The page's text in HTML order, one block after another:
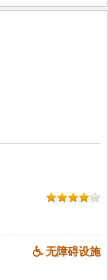
无障碍设施